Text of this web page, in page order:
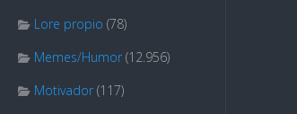
Lore propio (78)
Memes/Humor (12.956)
Motivador (117)